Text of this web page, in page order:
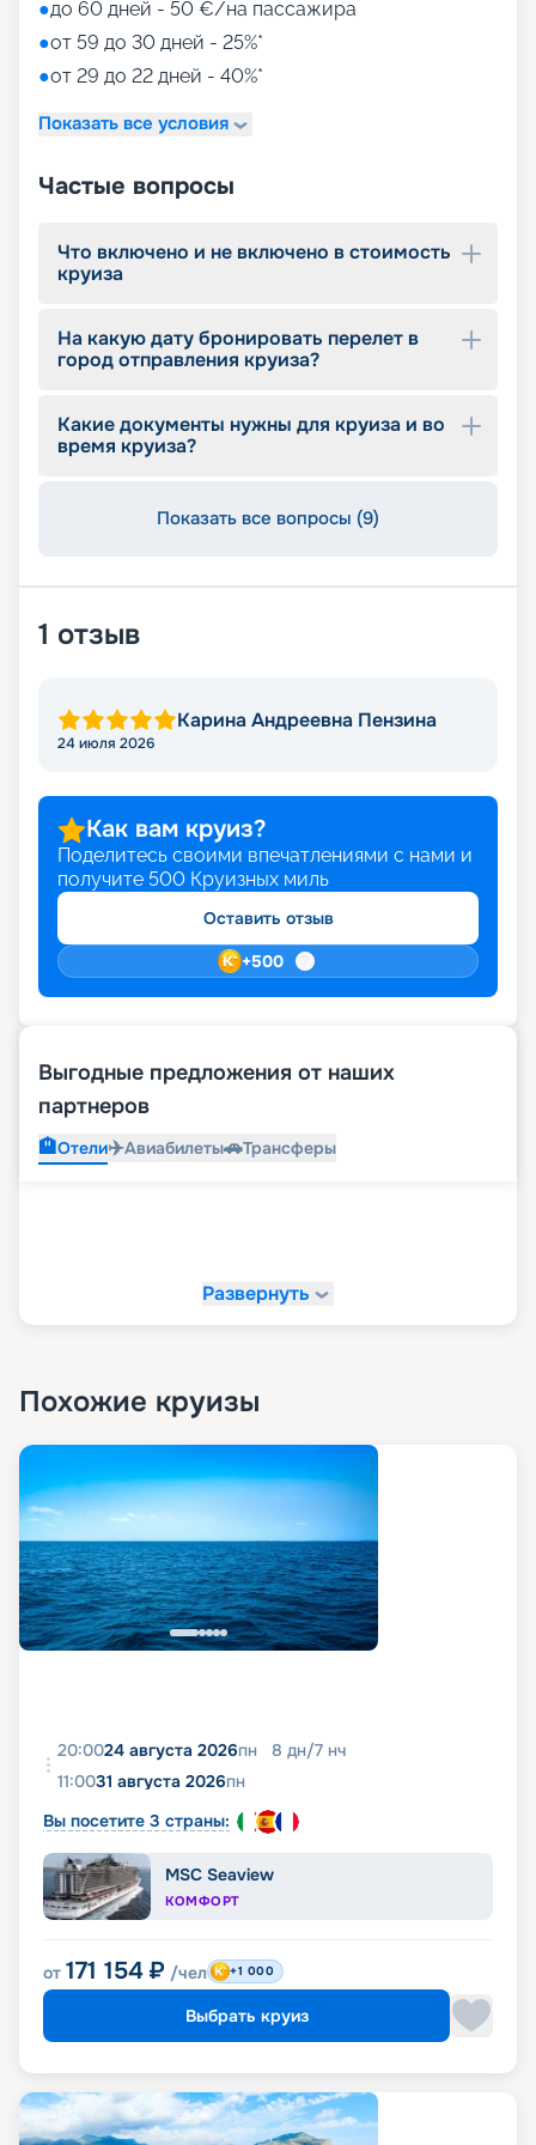
●до 60 дней - 50 €/на пассажира
●от 59 до 30 дней - 25%*
●от 29 до 22 дней - 40%*
Показать все условия
Частые вопросы
Что включено и не включено в стоимость
круиза
На какую дату бронировать перелет в
город отправления круиза?
Какие документы нужны для круиза и во
время круиза?
Показать все вопросы (9)
1 отзыв
Карина Андреевна Пензина
24 июля 2026
Как вам круиз?
Поделитесь своими впечатлениями с нами и
получите 500 Круизных миль
Оставить отзыв
+500
Выгодные предложения от наших
партнеров
🏨Отели✈️Авиабилеты🚗Трансферы
Развернуть
Похожие круизы
20:0024 августа 2026пн 8 дн/7 нч
11:0031 августа 2026пн
Вы посетите 3 страны:
MSC Seaview
КОМФОРТ
от 171 154 ₽ /чел +1 000
Выбрать круиз